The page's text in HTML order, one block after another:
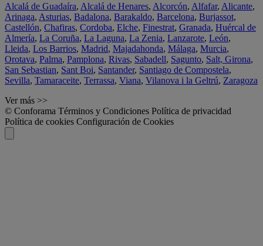
Alcalá de Guadaíra, Alcalá de Henares, Alcorcón, Alfafar, Alicante,
Arinaga, Asturias, Badalona, Barakaldo, Barcelona, Burjassot,
Castellón, Chafiras, Cordoba, Elche, Finestrat, Granada, Huércal de
Almería, La Coruña, La Laguna, La Zenia, Lanzarote, León,
Lleida, Los Barrios, Madrid, Majadahonda, Málaga, Murcia,
Orotava, Palma, Pamplona, Rivas, Sabadell, Sagunto, Salt, Girona,
San Sebastian, Sant Boi, Santander, Santiago de Compostela,
Sevilla, Tamaraceite, Terrassa, Viana, Vilanova i la Geltrú, Zaragoza
Ver más >>
© Conforama Términos y Condiciones Política de privacidad
Política de cookies Configuración de Cookies